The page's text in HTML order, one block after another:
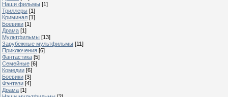
Наши фильмы [1]
Триллеры [1]
Криминал [1]
Боевики [1]
Драма [1]
Мультфильмы [13]
Зарубежные мультфильмы [11]
Приключения [6]
Фантастика [5]
Семейные [6]
Комедии [6]
Боевики [3]
Фэнтази [4]
Драма [1]